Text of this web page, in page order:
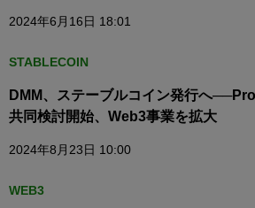
2024年6月16日 18:01
STABLECOIN
DMM、ステーブルコイン発行へ
共同検討開始、Web3事業を拡大
2024年8月23日 10:00
WEB3